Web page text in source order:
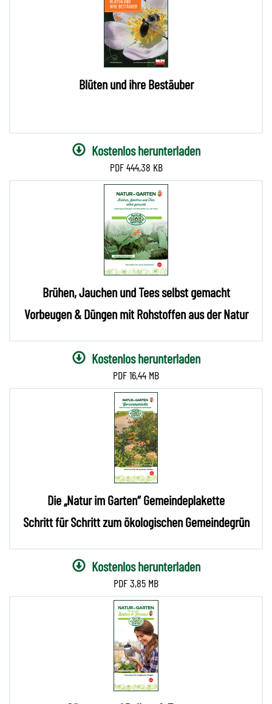
Blüten und ihre Bestäuber
Kostenlos herunterladen
444,38 KB
Brühen, Jauchen und Tees selbst gemacht
Vorbeugen & Düngen mit Rohstoffen aus der Natur
Kostenlos herunterladen
16,44 MB
Die „Natur im Garten“ Gemeindeplakette
Schritt für Schritt zum ökologischen Gemeindegrün
Kostenlos herunterladen
3,85 MB